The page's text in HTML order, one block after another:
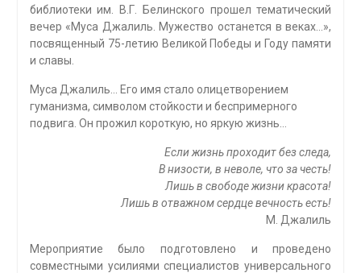
библиотеки им. В.Г. Белинского прошел тематический
вечер «Муса Джалиль. Мужество останется в веках…»,
посвященный 75-летию Великой Победы и Году памяти
и славы.
Муса Джалиль… Его имя стало олицетворением
гуманизма, символом стойкости и беспримерного
подвига. Он прожил короткую, но яркую жизнь…
Если жизнь проходит без следа,
В низости, в неволе, что за честь!
Лишь в свободе жизни красота!
Лишь в отважном сердце вечность есть!
М. Джалиль
Мероприятие было подготовлено и проведено
совместными усилиями специалистов универсального